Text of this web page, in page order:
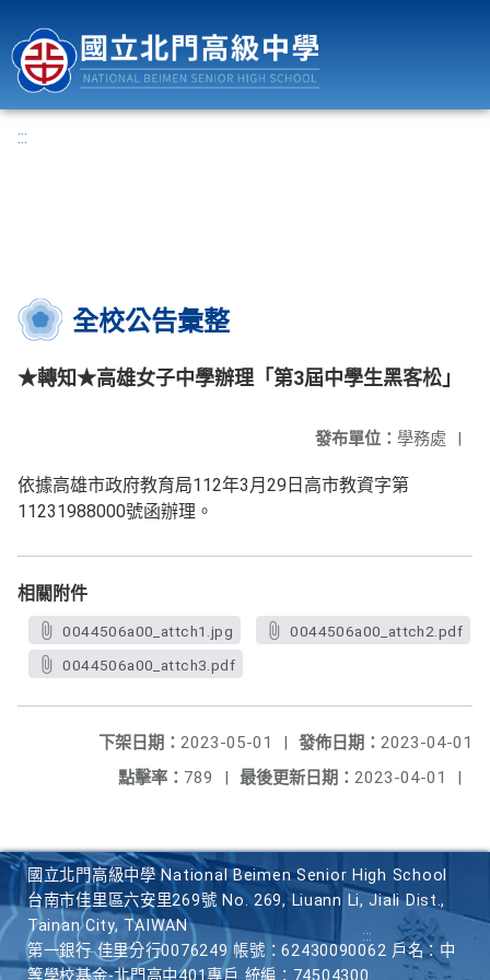
:::
全校公告彙整
★轉知★高雄女子中學辦理「第3屆中學生黑客松」
發布單位： 學務處 |
依據高雄市政府教育局112年3月29日高市教資字第
11231988000號函辦理。
相關附件
0044506a00_attch1.jpg
0044506a00_attch2.pdf
0044506a00_attch3.pdf
發佈日期： 2023-04-01
下架日期： 2023-05-01
|
最後更新日期： 2023-04-01 |
點擊率： 789 |
國立北門高級中學 National Beimen Senior High School
台南市佳里區六安里269號 No. 269, Liuann Li, Jiali Dist.,
Tainan City, TAIWAN
第一銀行 佳里分行0076249 帳號：62430090062 戶名：中
等學校基金-北門高中401專戶 統編：74504300